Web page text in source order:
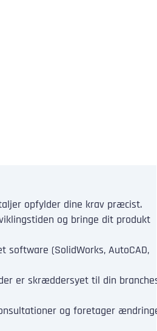
opfylder dine krav præcist.
og bringe dit produkt
software (SolidWorks, AutoCAD,
er skræddersyet til din
og foretager